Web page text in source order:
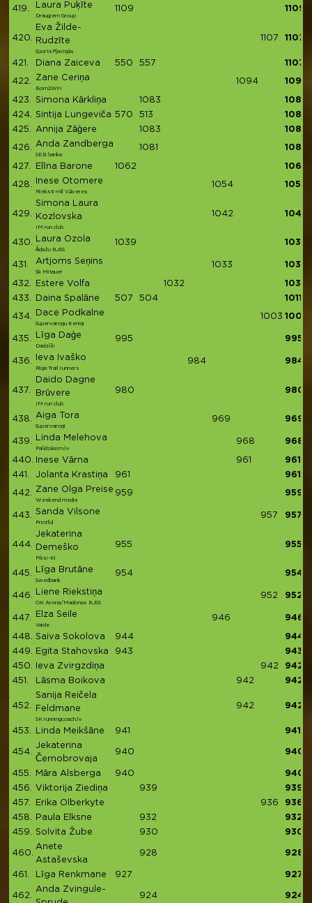
419. Laura Puķīte
Draugiem Group
1109 1109
420.
Eva Žilde-
Rudzīte
SportsPļaviņās
1107 1107
421. Diana Zaiceva 550 557 1107
422. Zane Ceriņa
Born2Win
1094 1094
423. Simona Kārkliņa 1083
1083
424.
Sintija Lungeviča 570 513
1083
425.
Annija Zāģere 1083 1083
426. Anda Zandberga
SEB banka
1081 1081
427. Elīna Barone 1062 1062
428. Inese Otomere
Rieksti mīl Vāveres
1054 1054
429.
Simona Laura
Kozlovska
IM run club
1042 1042
430. Laura Ozola
Ādažu BJSS
1039 1039
431. Artjoms Seņins
Sk Mitauer
1033 1033
432. Estere Volfa 1032
1032
433.
Daina Spalāne 507 504 1011
434. Dace Podkalne
Supervaroņu treniņi
1003 1003
435. Līga Daģe
Dadzīši
995 995
436. Ieva Ivaško
Riga Trail runners
984 984
437.
Daido Dagne
Brūvere
IM run club
980 980
438. Aiga Tora
Supervaroņi
969 969
439. Linda Melehova
Palīdzēsim.lv
968 968
440. Inese Vārna 961
961
441.
Jolanta Krastiņa 961 961
442. Zane Olga Preise
Weekend media
959 959
443. Sanda Vilsone
Printful
957 957
444.
Jekaterina
Demeško
Fiksi-Ki
955 955
445. Līga Brutāne
Swedbank
954 954
446. Liene Riekstiņa
OK Arona/Madonas BJSS
952 952
447. Elza Seile
Vaide
946 946
448. Saiva Sokolova 944
944
449.
Egita Stahovska 943
943
450.
Ieva Zvirgzdiņa 942
942
451.
Lāsma Boikova 942 942
452.
Sanija Reičela
Feldmane
SK runningcoach.lv
942 942
453. Linda Meikšāne 941 941
454.
Jekaterina
Černobrovaja
940 940
455. Māra Alsberga 940
940
456.
Viktorija Ziediņa 939
939
457.
Erika Olberkyte 936
936
458.
Paula Elksne 932
932
459.
Solvita Žube 930 930
460.
Anete
Astaševska
928 928
461. Līga Renkmane 927 927
462.
Anda Zvingule-
924 924